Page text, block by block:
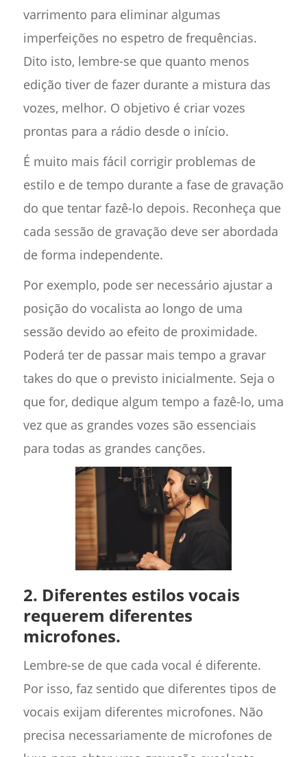
varrimento para eliminar algumas
imperfeições no espetro de frequências.
Dito isto, lembre-se que quanto menos
edição tiver de fazer durante a mistura das
vozes, melhor. O objetivo é criar vozes
prontas para a rádio desde o início.
É muito mais fácil corrigir problemas de
estilo e de tempo durante a fase de gravação
do que tentar fazê-lo depois. Reconheça que
cada sessão de gravação deve ser abordada
de forma independente.
Por exemplo, pode ser necessário ajustar a
posição do vocalista ao longo de uma
sessão devido ao efeito de proximidade.
Poderá ter de passar mais tempo a gravar
takes do que o previsto inicialmente. Seja o
que for, dedique algum tempo a fazê-lo, uma
vez que as grandes vozes são essenciais
para todas as grandes canções.
2. Diferentes estilos vocais
requerem diferentes
microfones.
Lembre-se de que cada vocal é diferente.
Por isso, faz sentido que diferentes tipos de
vocais exijam diferentes microfones. Não
precisa necessariamente de microfones de